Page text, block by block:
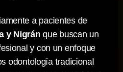
a pacientes de
y Nigrán que buscan un
y con un enfoque
odontología tradicional